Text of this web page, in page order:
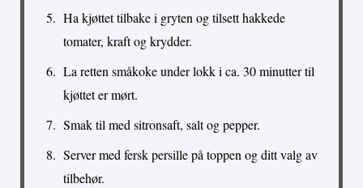
Ha kjøttet tilbake i gryten og tilsett hakkede
tomater, kraft og krydder.
La retten småkoke under lokk i ca. 30 minutter til
kjøttet er mørt.
Smak til med sitronsaft, salt og pepper.
Server med fersk persille på toppen og ditt valg av
tilbehør.